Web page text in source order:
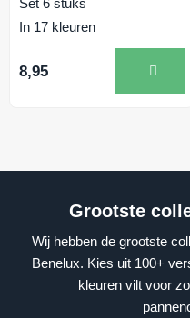
Set 6 stuks
In 17 kleuren
8,95
Grootste
Wij hebben de grootste
Benelux. Kies uit 100+
kleuren vilt voor